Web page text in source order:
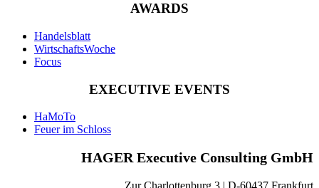
AWARDS
Handelsblatt
WirtschaftsWoche
Focus
EXECUTIVE EVENTS
HaMoTo
Feuer im Schloss
HAGER Executive Consulting GmbH
Zur Charlottenburg 3 | D-60437 Frankfurt